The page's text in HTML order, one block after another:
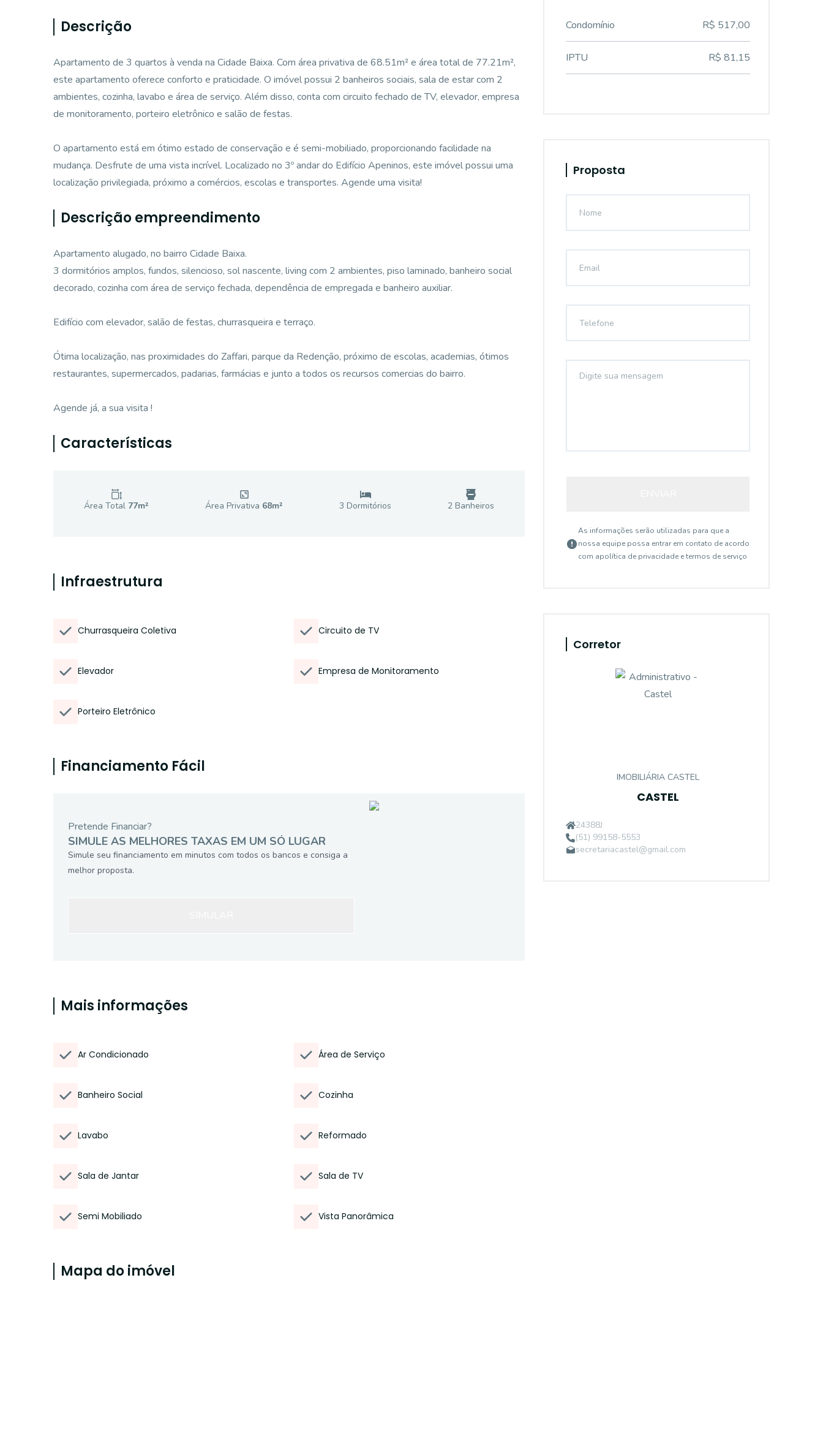
Descrição
Apartamento de 3 quartos à venda na Cidade Baixa. Com área privativa de 68.51m² e área total de 77.21m²,
este apartamento oferece conforto e praticidade. O imóvel possui 2 banheiros sociais, sala de estar com 2
ambientes, cozinha, lavabo e área de serviço. Além disso, conta com circuito fechado de TV, elevador, empresa
de monitoramento, porteiro eletrônico e salão de festas.
O apartamento está em ótimo estado de conservação e é semi-mobiliado, proporcionando facilidade na
mudança. Desfrute de uma vista incrível. Localizado no 3º andar do Edifício Apeninos, este imóvel possui uma
localização privilegiada, próximo a comércios, escolas e transportes. Agende uma visita!
Descrição empreendimento
Apartamento alugado, no bairro Cidade Baixa.
3 dormitórios amplos, fundos, silencioso, sol nascente, living com 2 ambientes, piso laminado, banheiro social
decorado, cozinha com área de serviço fechada, dependência de empregada e banheiro auxiliar.
Edifício com elevador, salão de festas, churrasqueira e terraço.
Ótima localização, nas proximidades do Zaffari, parque da Redenção, próximo de escolas, academias, ótimos
restaurantes, supermercados, padarias, farmácias e junto a todos os recursos comercias do bairro.
Agende já, a sua visita !
Características
Área Total 77m² Área Privativa 68m² 3 Dormitórios 2 Banheiros
Infraestrutura
Churrasqueira Coletiva Circuito de TV
Elevador Empresa de Monitoramento
Porteiro Eletrônico
Financiamento Fácil
Pretende Financiar?
SIMULE AS MELHORES TAXAS EM UM SÓ LUGAR
Simule seu financiamento em minutos com todos os bancos e consiga a
melhor proposta.
Mais informações
Ar Condicionado Área de Serviço
Banheiro Social Cozinha
Lavabo Reformado
Sala de Jantar Sala de TV
Semi Mobiliado Vista Panorâmica
Mapa do imóvel
Condomínio R$ 517,00
IPTU R$ 81,15
Proposta
As informações serão utilizadas para que a
nossa equipe possa entrar em contato de acordo
com apolítica de privacidade e termos de serviço
Corretor
IMOBILIÁRIA CASTEL
CASTEL
24388J
(51) 99158-5553
secretariacastel@gmail.com